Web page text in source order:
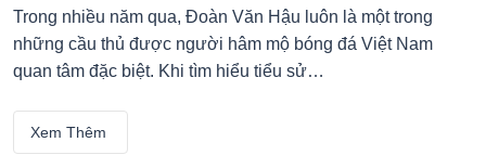
Trong nhiều năm qua, Đoàn Văn Hậu luôn là một trong
những cầu thủ được người hâm mộ bóng đá Việt Nam
quan tâm đặc biệt. Khi tìm hiểu tiểu sử…
Xem Thêm